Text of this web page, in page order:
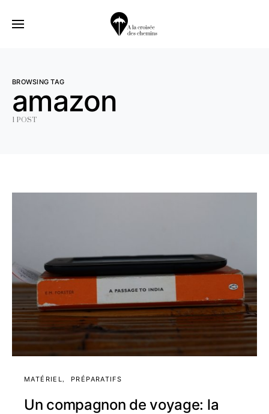
BROWSING TAG
amazon
1 POST
MATÉRIEL PRÉPARATIFS
Un compagnon de voyage: la